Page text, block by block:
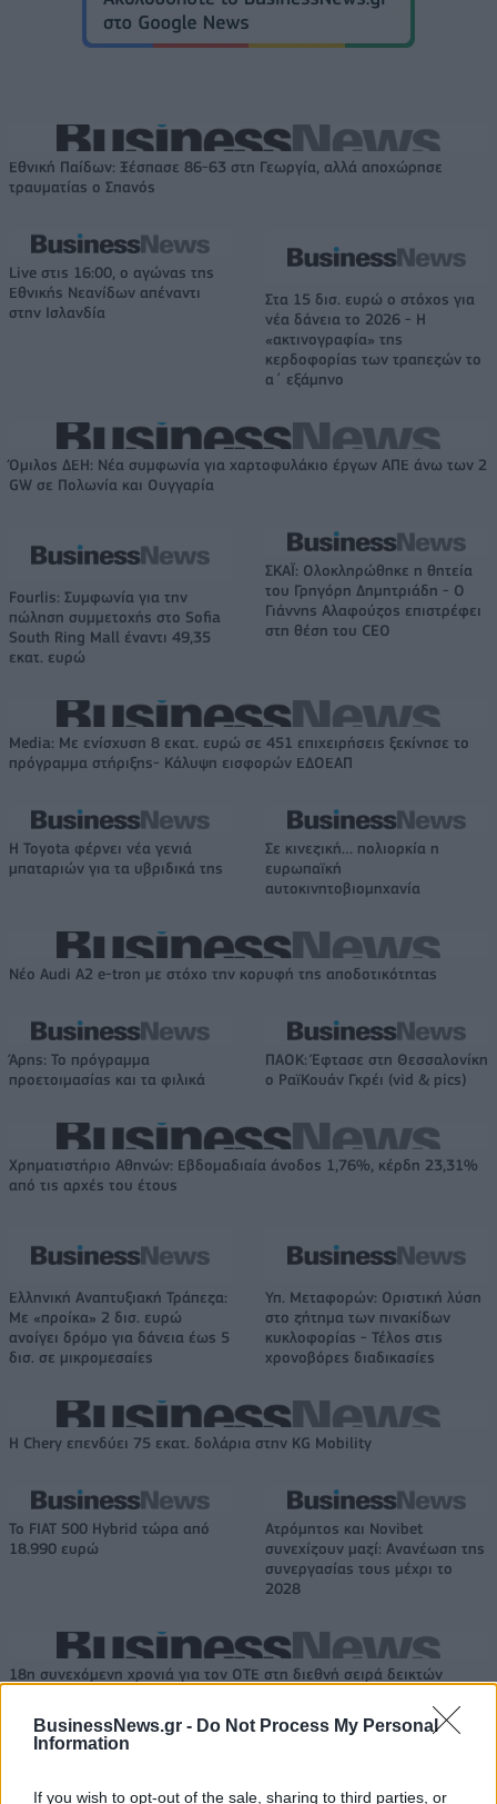
BusinessNews.gr - Do Not Process My Personal
Information
If you wish to opt-out of the sale, sharing to third parties, or
Εθνική Παίδων: Ξέσπασε 86-63 στη Γεωργία, αλλά αποχώρησε
τραυματίας ο Σπανός
Live στις 16:00, ο αγώνας της
Εθνικής Νεανίδων απέναντι
στην Ισλανδία
Στα 15 δισ. ευρώ ο στόχος για
νέα δάνεια το 2026 - Η
«ακτινογραφία» της
κερδοφορίας των τραπεζών το
α΄ εξάμηνο
Όμιλος ΔΕΗ: Νέα συμφωνία για χαρτοφυλάκιο έργων ΑΠΕ άνω των 2
GW σε Πολωνία και Ουγγαρία
Fourlis: Συμφωνία για την
πώληση συμμετοχής στο Sofia
South Ring Mall έναντι 49,35
εκατ. ευρώ
ΣΚΑΪ: Ολοκληρώθηκε η θητεία
του Γρηγόρη Δημητριάδη - Ο
Γιάννης Αλαφούζος επιστρέφει
στη θέση του CEO
Media: Με ενίσχυση 8 εκατ. ευρώ σε 451 επιχειρήσεις ξεκίνησε το
πρόγραμμα στήριξης- Κάλυψη εισφορών ΕΔΟΕΑΠ
Η Toyota φέρνει νέα γενιά
μπαταριών για τα υβριδικά της
Σε κινεζική… πολιορκία η
ευρωπαϊκή
αυτοκινητοβιομηχανία
Νέο Audi A2 e-tron με στόχο την κορυφή της αποδοτικότητας
Άρης: Το πρόγραμμα
προετοιμασίας και τα φιλικά
ΠΑΟΚ: Έφτασε στη Θεσσαλονίκη
ο ΡαϊΚουάν Γκρέι (vid & pics)
Χρηματιστήριο Αθηνών: Εβδομαδιαία άνοδος 1,76%, κέρδη 23,31%
από τις αρχές του έτους
Ελληνική Αναπτυξιακή Τράπεζα:
Με «προίκα» 2 δισ. ευρώ
ανοίγει δρόμο για δάνεια έως 5
δισ. σε μικρομεσαίες
Υπ. Μεταφορών: Οριστική λύση
στο ζήτημα των πινακίδων
κυκλοφορίας - Τέλος στις
χρονοβόρες διαδικασίες
Η Chery επενδύει 75 εκατ. δολάρια στην KG Mobility
Το FIAT 500 Hybrid τώρα από
18.990 ευρώ
Ατρόμητος και Novibet
συνεχίζουν μαζί: Ανανέωση της
συνεργασίας τους μέχρι το
2028
18η συνεχόμενη χρονιά για τον ΟΤΕ στη διεθνή σειρά δεικτών
πύλες του σε όλους